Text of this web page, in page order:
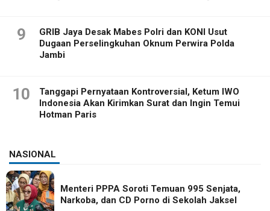
9
GRIB Jaya Desak Mabes Polri dan KONI Usut
Dugaan Perselingkuhan Oknum Perwira Polda
Jambi
10
Tanggapi Pernyataan Kontroversial, Ketum IWO
Indonesia Akan Kirimkan Surat dan Ingin Temui
Hotman Paris
NASIONAL
Menteri PPPA Soroti Temuan 995 Senjata,
Narkoba, dan CD Porno di Sekolah Jaksel